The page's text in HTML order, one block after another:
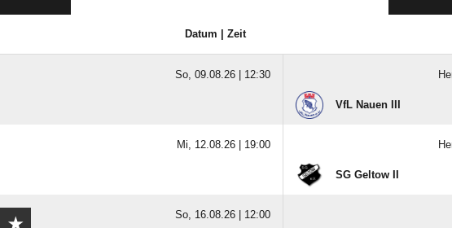
Datum | Zeit
So, 09.08.26 | 12:30
VfL Nauen III
Mi, 12.08.26 | 19:00
SG Geltow II
So, 16.08.26 | 12:00